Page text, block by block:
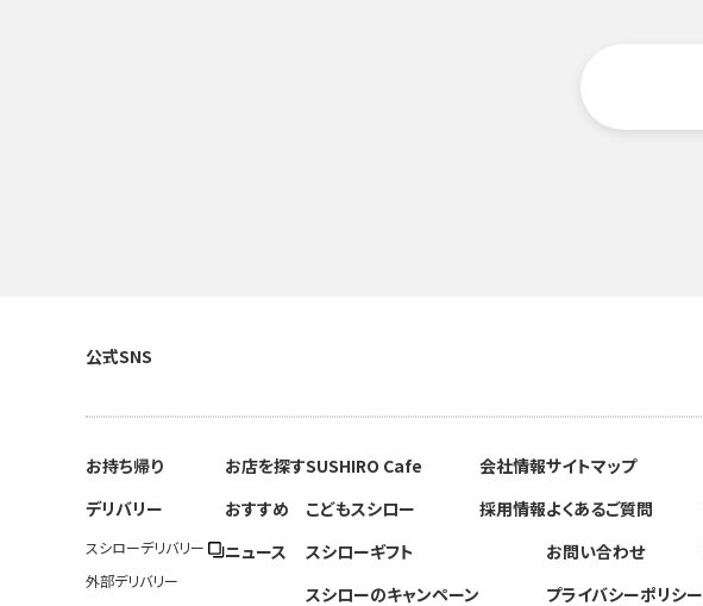
公式SNS
お持ち帰り
デリバリー
スシローデリバリー
外部デリバリー
お店を探す
おすすめ
ニュース
SUSHIRO Cafe
こどもスシロー
スシローギフト
スシローのキャンペーン
会社情報
採用情報
サイトマップ
よくあるご質問
お問い合わせ
プライバシーポリシー